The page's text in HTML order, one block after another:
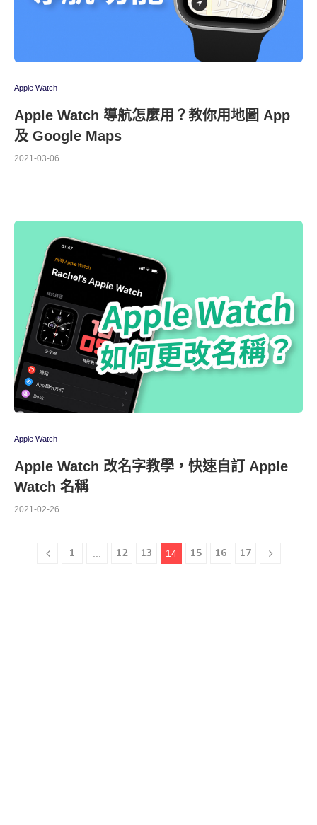
Apple Watch
Apple Watch 導航怎麼用？教你用地圖 App
及 Google Maps
2021-03-06
Apple Watch
Apple Watch 改名字教學，快速自訂 Apple
Watch 名稱
2021-02-26
1 12 13 14 15 16 17